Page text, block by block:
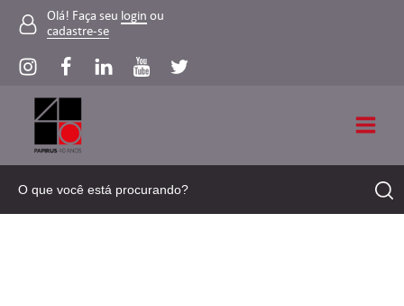
Olá! Faça seu login ou
cadastre-se